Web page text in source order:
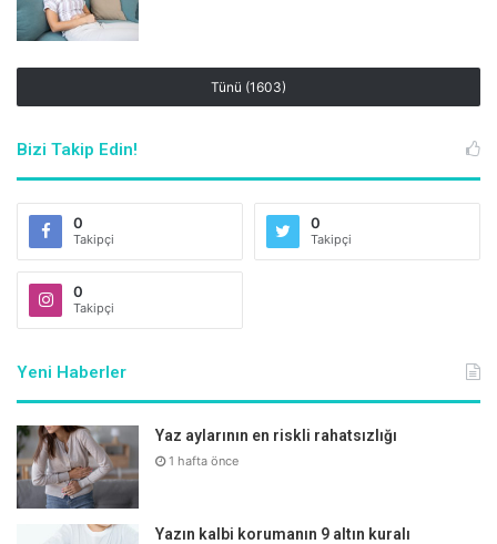
tatlı yerine yenebilir. Özellikle dondurma sektöründe çokça
sektöründe, reçel, marmelat, dondurma, tatlı yapımında
kullanılır. Kayısı gibi çekirdeği içi yenmez acıdır. Bizim
önerimiz eğer kilo probleminiz varsa bir süre uzak
durmanız yönündedir. Meyve olarak tüketmek istiyorsanız
Tünü (1603)
Bizi Takip Edin!
0
Takipçi
0
Takipçi
0
Takipçi
Yeni Haberler
Yaz aylarının en riskli rahatsızlığı
1 hafta önce
Yazın kalbi korumanın 9 altın kuralı